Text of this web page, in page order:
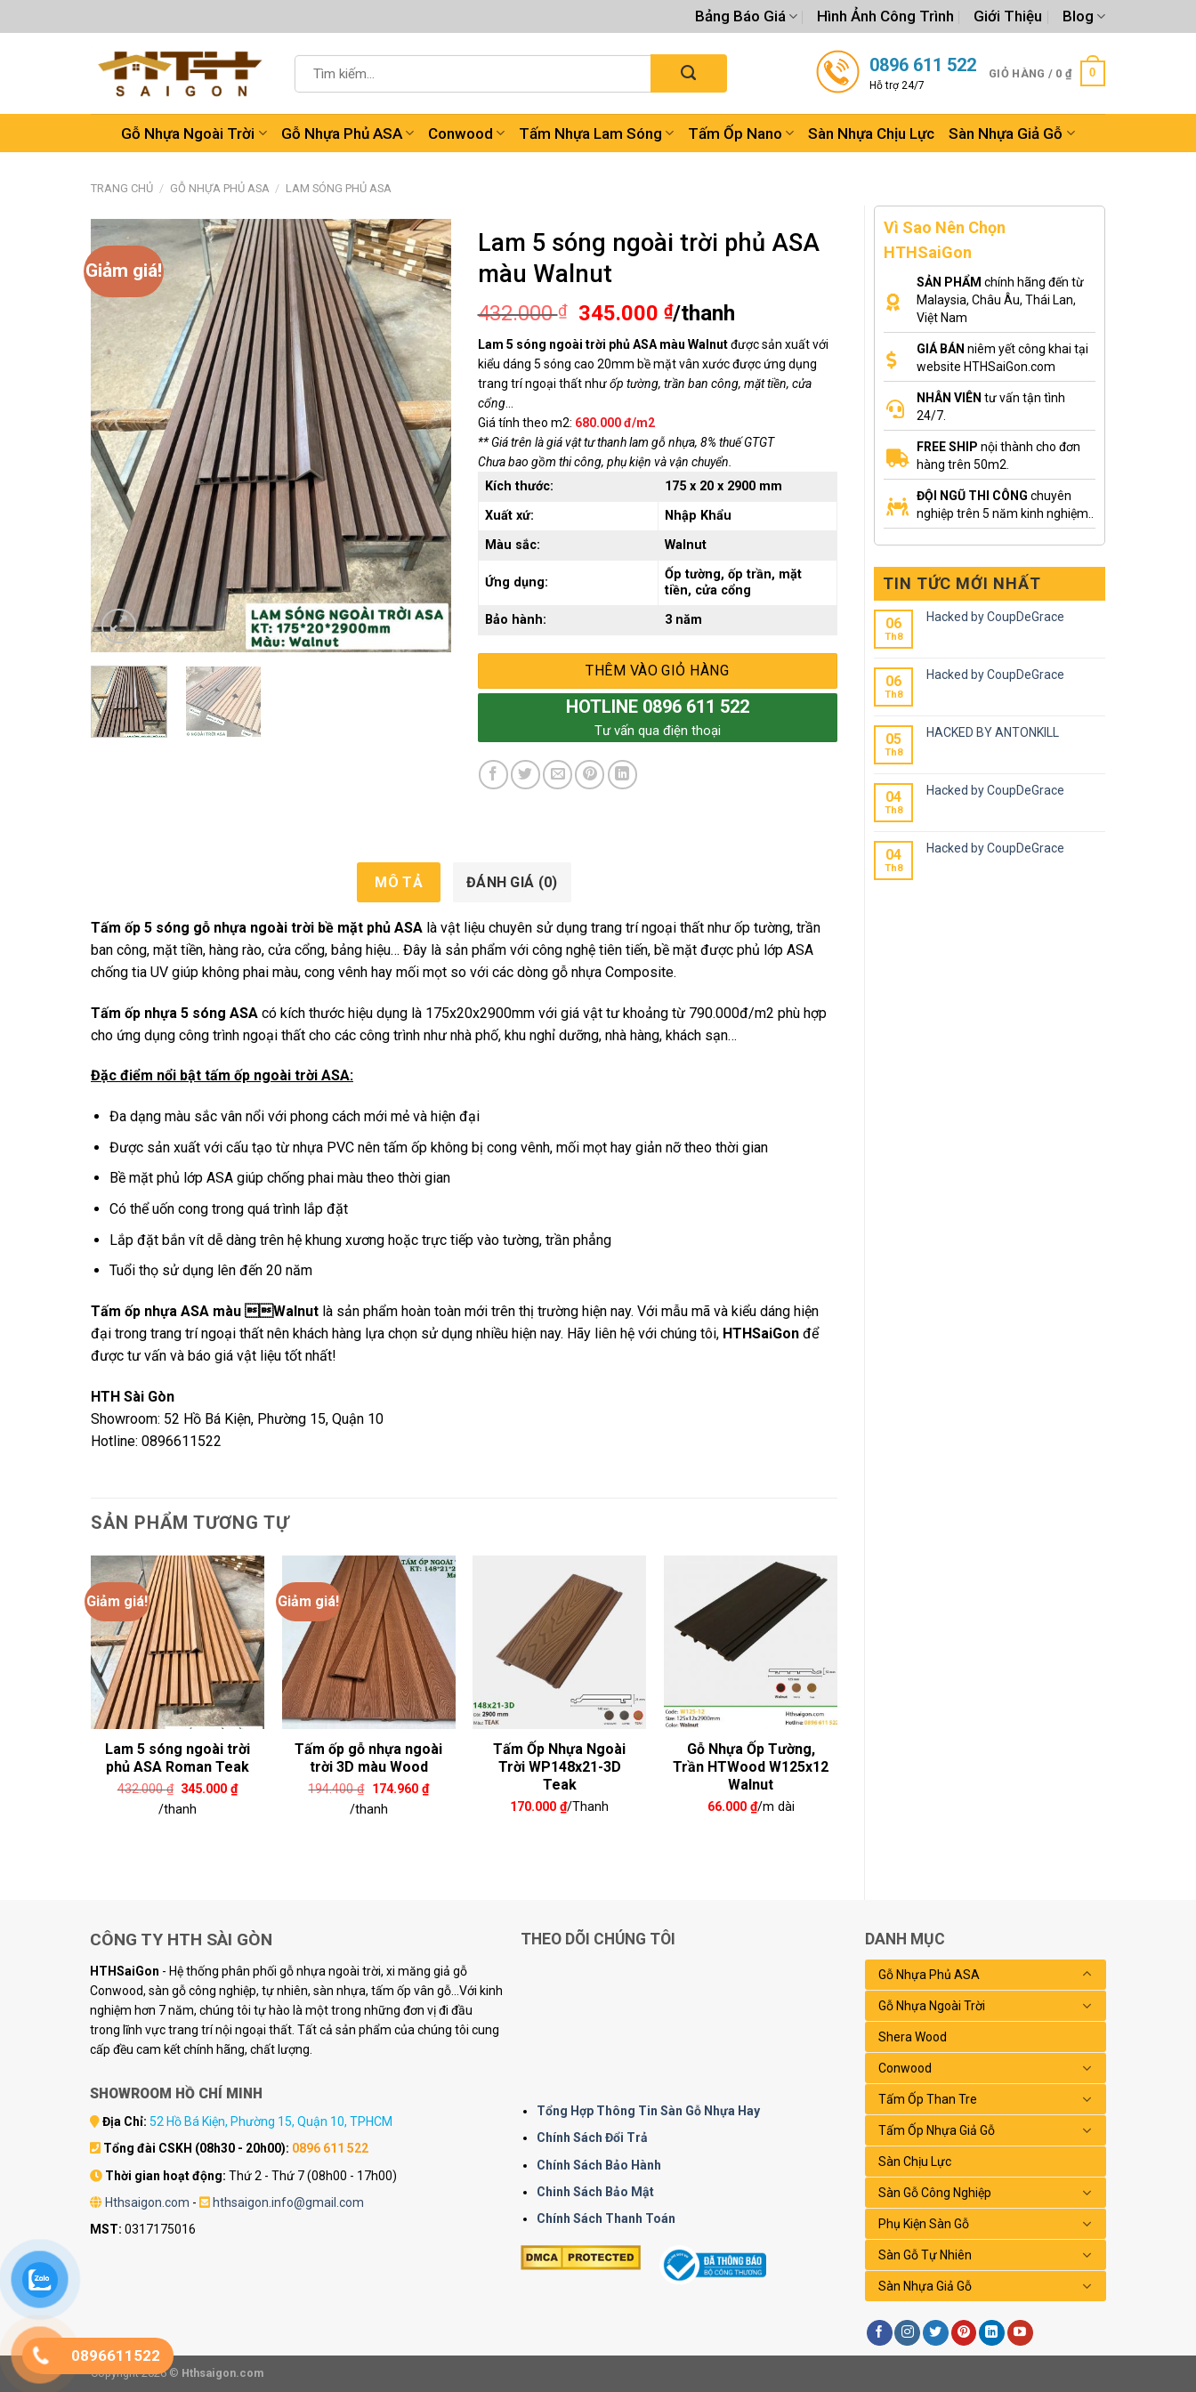
đến
Bảng Báo Giá Hình Ảnh Công Trình Giới Thiệu Blog
kiếm:
0896 611 522
Hỗ trợ 24/7
GIỎ HÀNG / 0 ₫ 0
Gỗ Nhựa Ngoài Trời Gỗ Nhựa Phủ ASA Conwood Tấm Nhựa Lam Sóng Tấm Ốp Nano Sàn Nhựa Chịu Lực Sàn Nhựa Giả Gỗ
TRANG CHỦ / GỖ NHỰA PHỦ ASA / LAM SÓNG PHỦ ASA
Vì Sao Nên Chọn
HTHSaiGon
SẢN PHẨM chính hãng đến từ
Malaysia, Châu Âu, Thái Lan,
Việt Nam
GIÁ BÁN niêm yết công khai tại
website HTHSaiGon.com
NHÂN VIÊN tư vấn tận tình
24/7.
FREE SHIP nội thành cho đơn
hàng trên 50m2.
ĐỘI NGŨ THI CÔNG chuyên
nghiệp trên 5 năm kinh nghiệm..
TIN TỨC MỚI NHẤT
06
Th8
Hacked by CoupDeGrace
06
Th8
Hacked by CoupDeGrace
05
Th8
HACKED BY ANTONKILL
04
Th8
Hacked by CoupDeGrace
04
Th8
Hacked by CoupDeGrace
Giảm giá!
Lam 5 sóng ngoài trời phủ ASA
màu Walnut
432.000₫
Giá
gốc
là:
432.000 ₫.
345.000 ₫Giá
hiện
tại
là:
345.000 ₫.
/thanh
Lam 5 sóng ngoài trời phủ ASA màu Walnutđược sản xuất với
kiểu dáng 5 sóng cao 20mm bề mặt vân xước được ứng dụng
trang trí ngoại thất nhưốp tường, trần ban công, mặt tiền, cửa
cổng…
Giá tính theo m2: 680.000 đ/m2
** Giá trên là giá vật tư thanh lam gỗ nhựa, 8% thuế GTGT
Chưa bao gồm thi công, phụ kiện và vận chuyển.
Kích thước:
175 x 20 x 2900 mm
Xuất xứ:
Nhập Khẩu
Màu sắc:
Walnut
Ứng dụng:
Ốp tường, ốp trần, mặt
tiền, cửa cổng
Bảo hành:
3 năm
THÊM VÀO GIỎ HÀNG
HOTLINE 0896 611 522
Tư vấn qua điện thoại
MÔ TẢ ĐÁNH GIÁ (0)
Tấm ốp 5 sóng gỗ nhựa ngoài trời bề mặt phủ ASA là vật liệu chuyên sử dụng trang trí ngoại thất như ốp tường, trần
ban công, mặt tiền, hàng rào, cửa cổng, bảng hiệu… Đây là sản phẩm với công nghệ tiên tiến, bề mặt được phủ lớp ASA
chống tia UV giúp không phai màu, cong vênh hay mối mọt so với các dòng gỗ nhựa Composite.
Tấm ốp nhựa 5 sóng ASA có kích thước hiệu dụng là 175x20x2900mm với giá vật tư khoảng từ 790.000đ/m2 phù hợp
cho ứng dụng công trình ngoại thất cho các công trình như nhà phố, khu nghỉ dưỡng, nhà hàng, khách sạn…
Đặc điểm nổi bật tấm ốp ngoài trời ASA:
Đa dạng màu sắc vân nổi với phong cách mới mẻ và hiện đại
Được sản xuất với cấu tạo từ nhựa PVC nên tấm ốp không bị cong vênh, mối mọt hay giản nỡ theo thời gian
Bề mặt phủ lớp ASA giúp chống phai màu theo thời gian
Có thể uốn cong trong quá trình lắp đặt
Lắp đặt bắn vít dễ dàng trên hệ khung xương hoặc trực tiếp vào tường, trần phẳng
Tuổi thọ sử dụng lên đến 20 năm
Tấm ốp nhựa ASA màu Walnut là sản phẩm hoàn toàn mới trên thị trường hiện nay. Với mẫu mã và kiểu dáng hiện
đại trong trang trí ngoại thất nên khách hàng lựa chọn sử dụng nhiều hiện nay. Hãy liên hệ với chúng tôi, HTHSaiGon để
được tư vấn và báo giá vật liệu tốt nhất!
HTH Sài Gòn
Showroom: 52 Hồ Bá Kiện, Phường 15, Quận 10
Hotline: 0896611522
SẢN PHẨM TƯƠNG TỰ
Giảm giá!
Lam 5 sóng ngoài trời
phủ ASA Roman Teak
432.000₫ Giá
gốc
là:
345.000₫Giá
hiện
/thanh
Giảm giá!
Tấm ốp gỗ nhựa ngoài
trời 3D màu Wood
194.400₫ Giá
gốc
là:
174.960 ₫Giá
hiện
/thanh
Tấm Ốp Nhựa Ngoài
Trời WP148x21-3D
Teak
170.000₫/Thanh
Gỗ Nhựa Ốp Tường,
Trần HTWood W125x12
Walnut
66.000 ₫/m dài
CÔNG TY HTH SÀI GÒN
HTHSaiGon - Hệ thống phân phối gỗ nhựa ngoài trời, xi măng giả gỗ
Conwood, sàn gỗ công nghiệp, tự nhiên, sàn nhựa, tấm ốp vân gỗ...Với kinh
nghiệm hơn 7 năm, chúng tôi tự hào là một trong những đơn vị đi đầu
trong lĩnh vực trang trí nội ngoại thất. Tất cả sản phẩm của chúng tôi cung
cấp đều cam kết chính hãng, chất lượng.
SHOWROOM HỒ CHÍ MINH
Địa Chỉ: 52 Hồ Bá Kiện, Phường 15, Quận 10, TPHCM
Tổng đài CSKH (08h30 - 20h00): 0896 611 522
Thời gian hoạt động: Thứ 2 - Thứ 7 (08h00 - 17h00)
Hthsaigon.com -
hthsaigon.info@gmail.com
MST: 0317175016
THEO DÕI CHÚNG TÔI
Tổng Hợp Thông Tin Sàn Gỗ Nhựa Hay
Chính Sách Đổi Trả
Chính Sách Bảo Hành
Chinh Sách Bảo Mật
Chính Sách Thanh Toán
DANH MỤC
Gỗ Nhựa Phủ ASA
Gỗ Nhựa Ngoài Trời
Shera Wood
Conwood
Tấm Ốp Than Tre
Tấm Ốp Nhựa Giả Gỗ
Sàn Chịu Lực
Sàn Gỗ Công Nghiệp
Phụ Kiện Sàn Gỗ
Sàn Gỗ Tự Nhiên
Sàn Nhựa Giả Gỗ
Copyright 2026 © Hthsaigon.com
0896611522